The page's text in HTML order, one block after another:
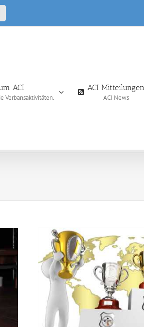
ACI
Verbansaktivitäten.
ACI Mitteilungen
ACI News
CACIB